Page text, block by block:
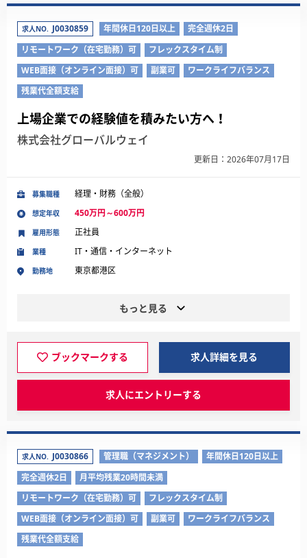
求人NO. J0030859 年間休日120日以上
完全週休2日
リモートワーク（在宅勤務）可
フレックスタイム制
WEB面接（オンライン面接）可
副業可
ワークライフバランス
残業代全額支給
上場企業での経験値を積みたい方へ！
株式会社グローバルウェイ
更新日：2026年07月17日
募集職種 経理・財務（全般）
想定年収 450万円～600万円
業種 IT・通信・インターネット
勤務地 東京都港区
雇用形態 正社員
もっと見る
ブックマークする 求人詳細を見る
求人にエントリーする
求人NO. J0030866 管理職（マネジメント）
年間休日120日以上
完全週休2日
月平均残業20時間未満
リモートワーク（在宅勤務）可
フレックスタイム制
WEB面接（オンライン面接）可
副業可
ワークライフバランス
残業代全額支給